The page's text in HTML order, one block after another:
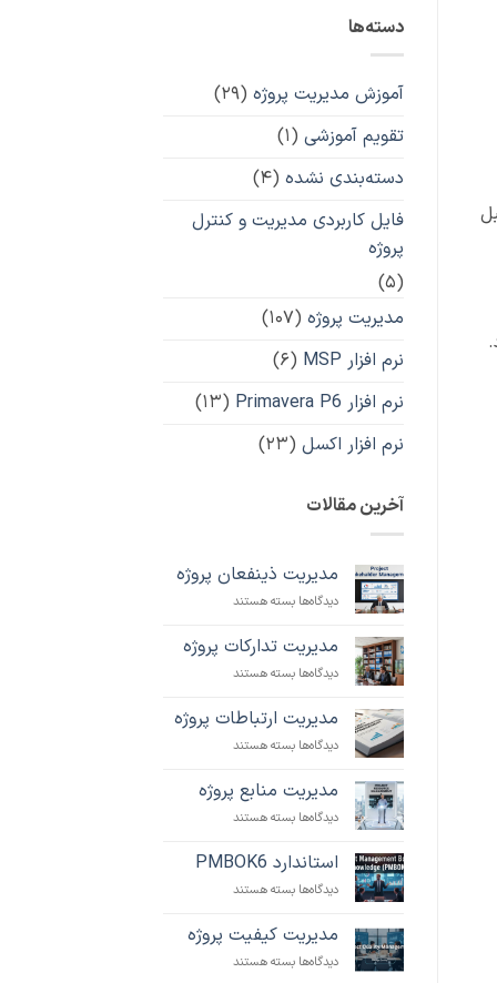
دسته‌ها
آموزش مدیریت پروژه (۲۹)
تقویم آموزشی (۱)
دسته‌بندی نشده (۴)
فایل کاربردی مدیریت و کنترل
پروژه
(۵)
مدیریت پروژه (۱۰۷)
نرم افزار MSP
(۶)
نرم افزار Primavera P6
(۱۳)
نرم افزار اکسل (۲۳)
آخرین مقالات
مدیریت ذینفعان پروژه
دیدگاه‌هابرای
ذینفعان
پروژه
بسته هستند
مدیریت تدارکات پروژه
دیدگاه‌هابرای
تدارکات
پروژه
بسته هستند
مدیریت ارتباطات پروژه
دیدگاه‌هابرای
ارتباطات
پروژه
بسته هستند
مدیریت منابع پروژه
دیدگاه‌هابرای
منابع
پروژه
بسته هستند
استاندارد PMBOK6
دیدگاه‌هابرای
PMBOK6
بسته هستند
مدیریت کیفیت پروژه
دیدگاه‌هابرای
بسته هستند